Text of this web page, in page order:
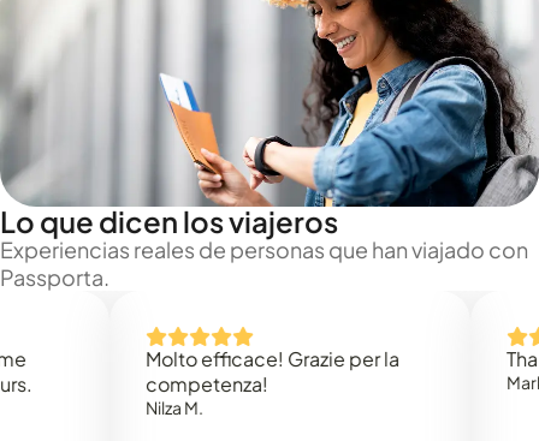
Lo que dicen los viajeros
Experiencias reales de personas que han viajado con
Passporta.
Molto efficace! Grazie per la
competenza!
Thank
Mark N.